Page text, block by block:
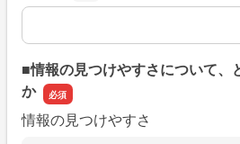
上記のように回答された具体的
■情報の見つけやすさについて、
か
情報の見つけやすさ